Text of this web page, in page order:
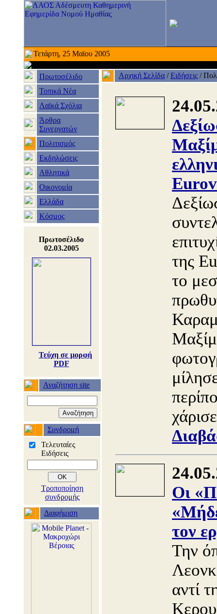
Τετάρτη, 25 Μαϊου 2005
Πρωτοσέλιδο
Τοπικά Νέα
Λαϊκά Σχόλια
Άρθρα
Συνεργατών
Πολιτισμός
Εκδηλώσεις
Αθλητικά
Οικονομία
Ελλάδα
Κόσμος
Πρωτοσέλιδο
02.03.2005
Τεύχη σε μορφή
PDF
Αναζήτηση site
Συνδρομή
Τελευταίες
Ειδήσεις
Τροποποίηση
συνδρομής
Διαφήμιση
Αρχική Σελίδα /Ειδήσεις /
της
το
Οι
τον
Την
αντί